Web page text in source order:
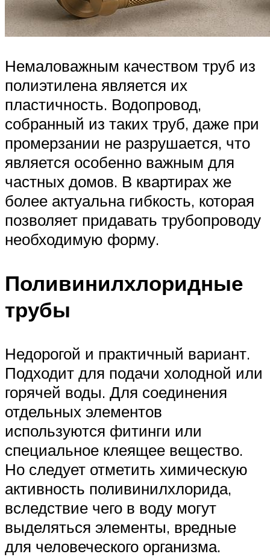
Немаловажным качеством труб из
полиэтилена является их
пластичность. Водопровод,
собранный из таких труб, даже при
промерзании не разрушается, что
является особенно важным для
частных домов. В квартирах же
более актуальна гибкость, которая
позволяет придавать трубопроводу
необходимую форму.
Поливинилхлоридные
трубы
Недорогой и практичный вариант.
Подходит для подачи холодной или
горячей воды. Для соединения
отдельных элементов
используются фитинги или
специальное клеящее вещество.
Но следует отметить химическую
активность поливинилхлорида,
вследствие чего в воду могут
выделяться элементы, вредные
для человеческого организма.